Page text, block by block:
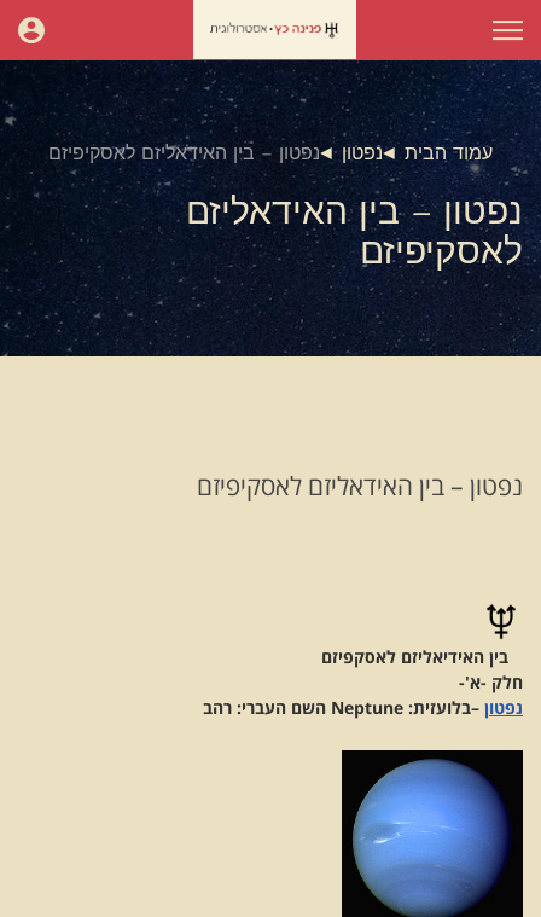
עמוד הבית נפטון נפטון – בין האידאליזם לאסקיפיזם
נפטון – בין האידאליזם
לאסקיפיזם
נפטון – בין האידאליזם לאסקיפיזם
בין האידיאליזם לאסקפיזם
חלק -א'-
נפטון –בלועזית: Neptune השם העברי: רהב